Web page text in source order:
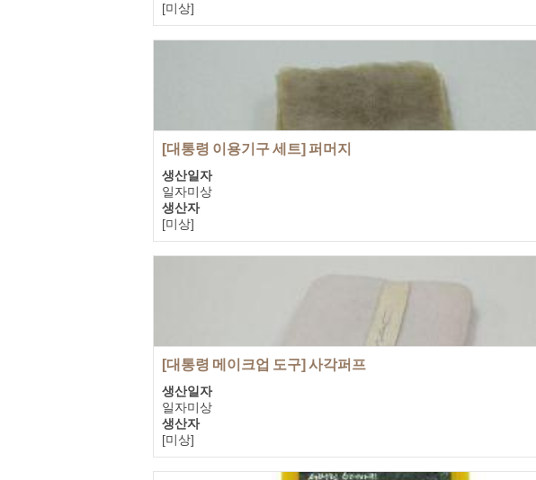
[미상]
기증자
정주영
[대통령 이용기구 세트] 퍼머지
생산일자
일자미상
생산자
[미상]
기증자
정주영
[대통령 메이크업 도구] 사각퍼프
생산일자
일자미상
생산자
[미상]
기증자
박천숙